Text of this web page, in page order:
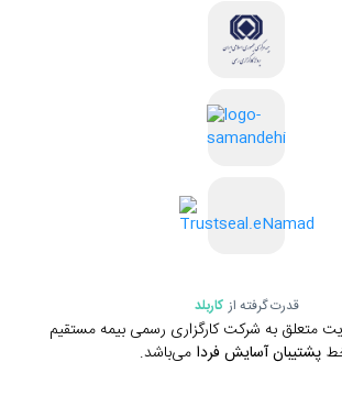
متعلق به شرکت کارگزاری رسمی بیمه مستقیم
پشتیبان آسایش فردا می‌باشد.
قدرت گرفته از کاربلد